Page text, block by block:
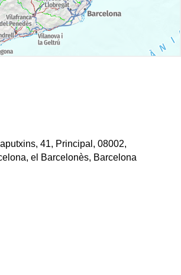
41, Principal, 08002,
el Barcelonès, Barcelona